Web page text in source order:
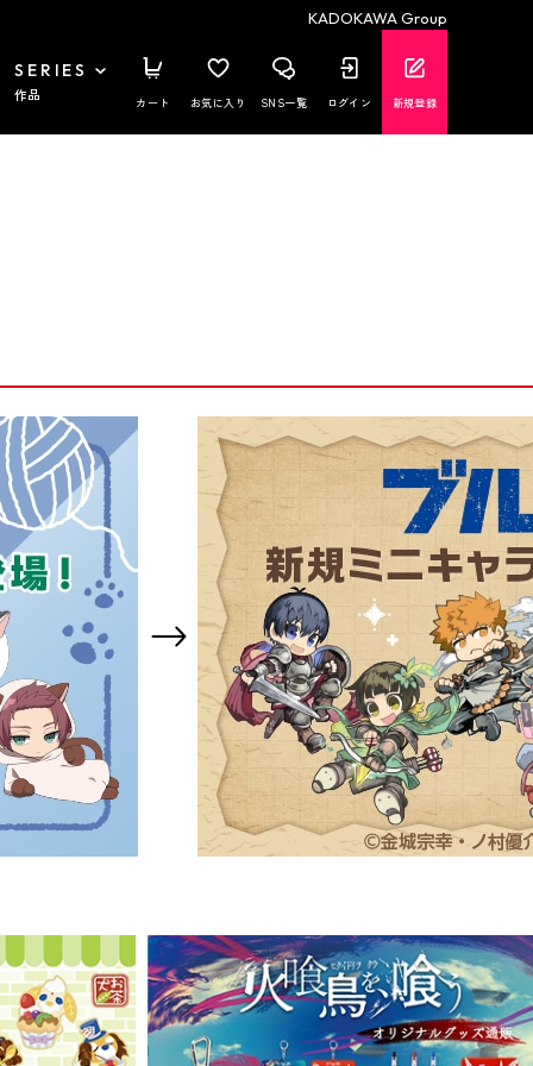
KADOKAWA Group
SERIES
作品 カート お気に入り SNS一覧 ログイン 新規登録